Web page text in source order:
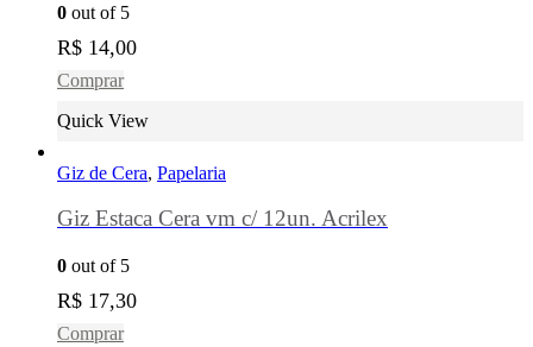
0 out of 5
R$ 14,00
Comprar
Quick View
Giz de Cera, Papelaria
Giz Estaca Cera vm c/ 12un. Acrilex
0 out of 5
R$ 17,30
Comprar